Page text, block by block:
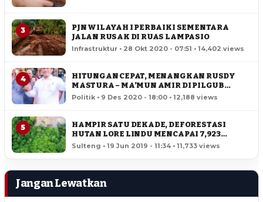
3
PJN WILAYAH I PERBAIKI SEMENTARA
JALAN RUSAK DI RUAS LAMPASIO
Infrastruktur • 28 Okt 2020 - 07:51 • 14,402 views
4
HITUNGAN CEPAT, MENANGKAN RUSDY
MASTURA – MA’MUN AMIR DI PILGUB
SULTENG
Politik • 9 Des 2020 - 18:00 • 12,188 views
5
HAMPIR SATU DEKADE, DEFORESTASI
HUTAN LORE LINDU MENCAPAI 7,923
HEKTAR
Sulteng • 19 Jun 2019 - 11:34 • 11,733 views
Jangan Lewatkan